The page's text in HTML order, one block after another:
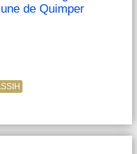
de Quimper